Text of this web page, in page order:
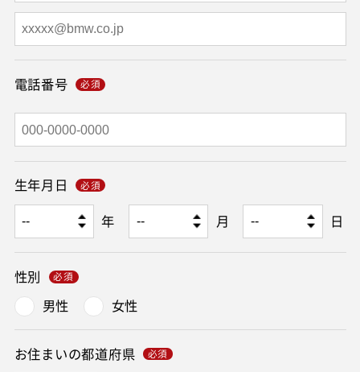
電話番号
生年月日
年
月 日
性別
男性
女性
お住まいの都道府県